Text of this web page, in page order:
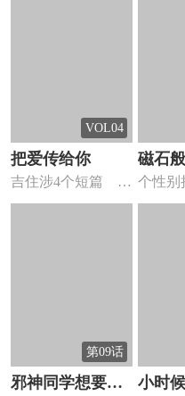
VOL04
把爱传给你
吉住涉4个短篇
把爱传给你 把
磁石
个性别
愿是成
第09话
邪神同学想要隐
小时